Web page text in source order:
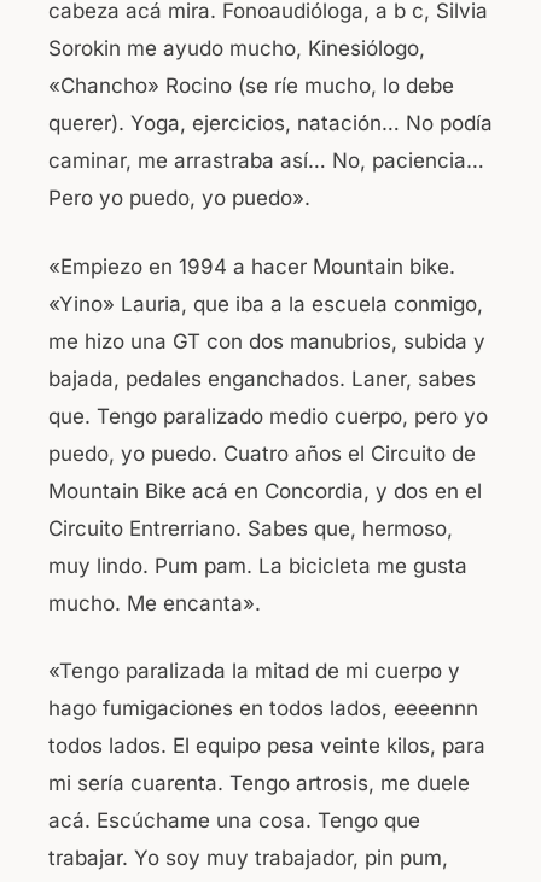
cabeza acá mira. Fonoaudióloga, a b c, Silvia
Sorokin me ayudo mucho, Kinesiólogo,
«Chancho» Rocino (se ríe mucho, lo debe
querer). Yoga, ejercicios, natación… No podía
caminar, me arrastraba así… No, paciencia…
Pero yo puedo, yo puedo».
«Empiezo en 1994 a hacer Mountain bike.
«Yino» Lauria, que iba a la escuela conmigo,
me hizo una GT con dos manubrios, subida y
bajada, pedales enganchados. Laner, sabes
que. Tengo paralizado medio cuerpo, pero yo
puedo, yo puedo. Cuatro años el Circuito de
Mountain Bike acá en Concordia, y dos en el
Circuito Entrerriano. Sabes que, hermoso,
muy lindo. Pum pam. La bicicleta me gusta
mucho. Me encanta».
«Tengo paralizada la mitad de mi cuerpo y
hago fumigaciones en todos lados, eeeennn
todos lados. El equipo pesa veinte kilos, para
mi sería cuarenta. Tengo artrosis, me duele
acá. Escúchame una cosa. Tengo que
trabajar. Yo soy muy trabajador, pin pum,